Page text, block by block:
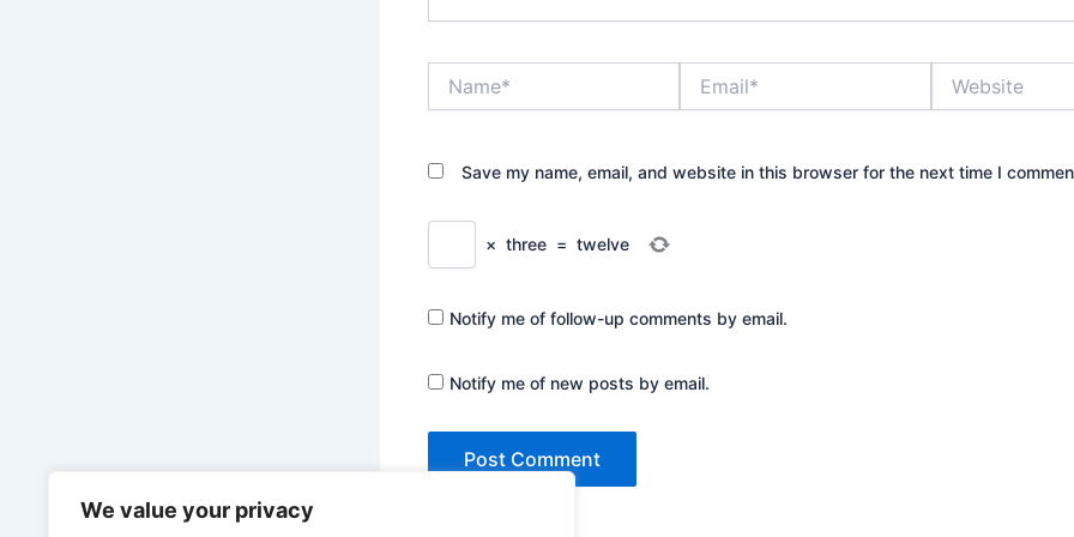
We value your privacy
Save my name, email, and website in this browser for the next time I
× three = twelve
Notify me of follow-up comments by email.
Notify me of new posts by email.